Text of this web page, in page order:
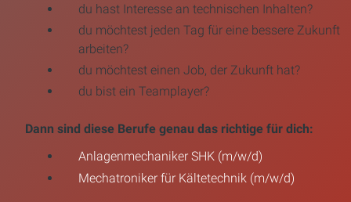
du hast Interesse an technischen Inhalten?
du möchtest jeden Tag für eine bessere Zukunft
arbeiten?
du möchtest einen Job, der Zukunft hat?
du bist ein Teamplayer?
Dann sind diese Berufe genau das richtige für dich:
Anlagenmechaniker SHK (m/w/d)
Mechatroniker für Kältetechnik (m/w/d)